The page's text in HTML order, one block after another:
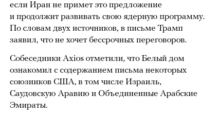
если Иран не примет это предложение
и продолжит развивать свою ядерную программу.
По словам двух источников, в письме Трамп
заявил, что не хочет бессрочных переговоров.
Собеседники Axios отметили, что Белый дом
ознакомил с содержанием письма некоторых
союзников США, в том числе Израиль,
Саудовскую Аравию и Объединенные Арабские
Эмираты.